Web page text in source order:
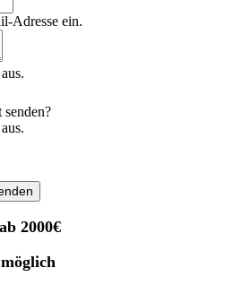
Adresse ein.
2000€